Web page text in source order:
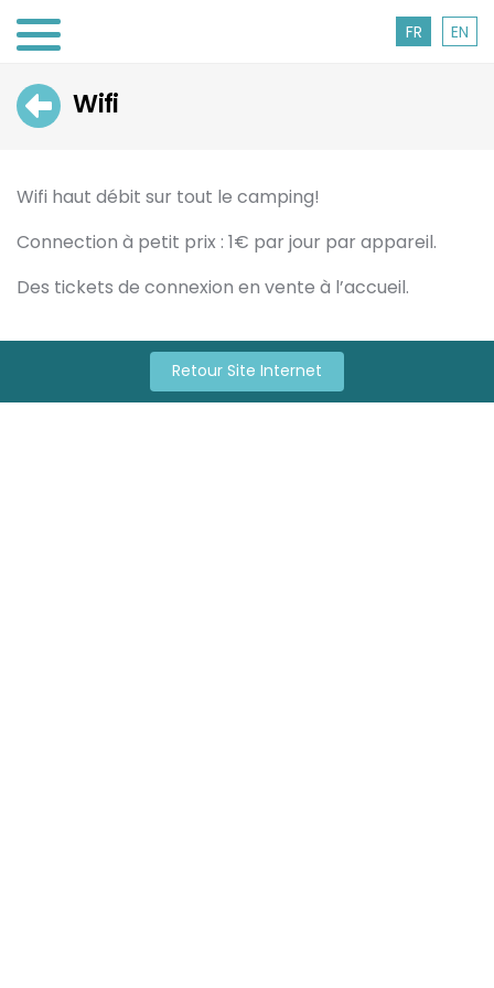
FR EN
Retour
Wifi
Wifi haut débit sur tout le camping!
Connection à petit prix : 1€ par jour par appareil.
Des tickets de connexion en vente à l’accueil.
Retour Site Internet